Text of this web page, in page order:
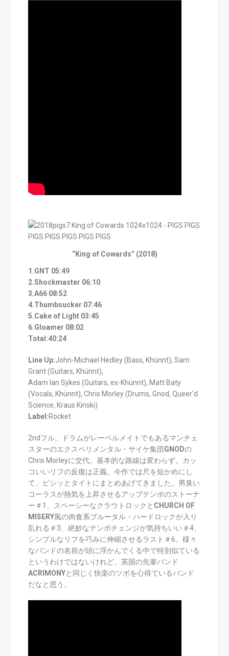
“King of Cowards” (2018)
1.GNT 05:49
2.Shockmaster 06:10
3.A66 08:52
4.Thumbsucker 07:46
5.Cake of Light 03:45
6.Gloamer 08:02
Total:40:24
Line Up:John-Michael Hedley (Bass, Khünnt), Sam
Grant (Guitars, Khünnt),
Adam Ian Sykes (Guitars, ex-Khünnt), Matt Baty
(Vocals, Khünnt), Chris Morley (Drums, Gnod, Queer’d
Science, Kraus Kinski)
Label:Rocket
2ndフル。ドラムがレーベルメイトでもあるマンチェ
スターのエクスペリメンタル・サイケ集団GNODの
Chris Morleyに交代。基本的な路線は変わらず。カッ
コいいリフの反復は正義。今作では尺を短かめにし
て、ビシッとタイトにまとめあげてきました。男臭い
コーラスが熱気を上昇させるアップテンポのストーナ
ー＃1、スペーシーなクラウトロックと CHURCH OF
MISERY風の肉食系ブルータル・ハードロックが入り
乱れる＃3、絶妙なテンポチェンジが気持ちいい＃4、
シンプルなリフを巧みに伸縮させるラスト＃6。様々
なバンドの名前が頭に浮かんでくる中で特別似ている
というわけではないけれど、英国の先輩バンド
ACRIMONYと同じく快楽のツボを心得ているバンド
だなと思う。